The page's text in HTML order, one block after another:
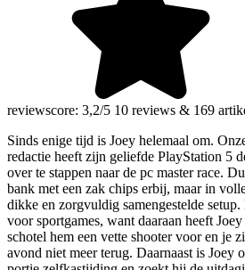
reviewscore: 3,2/5 10 reviews & 169
Sinds enige tijd is Joey helemaal om.
redactie heeft zijn geliefde PlayStation 5
over te stappen naar de pc master race.
bank met een zak chips erbij, maar in
dikke en zorgvuldig samengestelde
voor sportgames, want daaraan heeft
schotel hem een vette shooter voor en je
avond niet meer terug. Daarnaast is Joey